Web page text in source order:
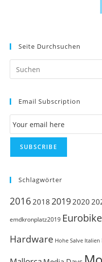
Seite Durchsuchen
Email Subscription
Email Subscription
SUBSCRIBE
Schlagwörter
2016 2018 20192020
emdkronplatz2019 Eurobike
Hardware Hohe Salve Italien